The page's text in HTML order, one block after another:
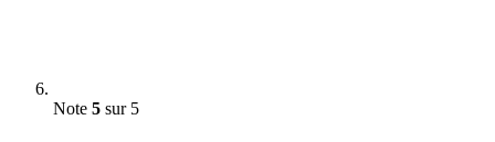
Note 5 sur 5